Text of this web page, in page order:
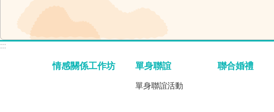
:::
情感關係工作坊 單身聯誼
單身聯誼活動
聯合婚禮